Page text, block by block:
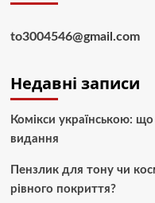
to3004546@gmail.com
Недавні записи
Комікси українською:
видання
Пензлик для тону чи
рівного покриття?